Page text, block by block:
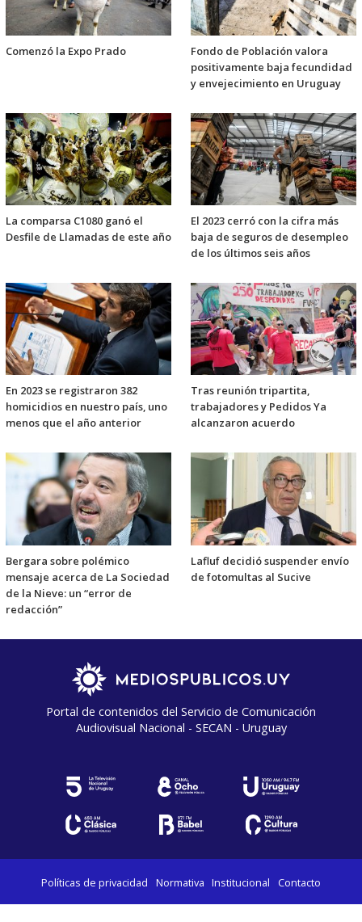
Comenzó la Expo Prado
Fondo de Población valora
positivamente baja fecundidad
y envejecimiento en Uruguay
La comparsa C1080 ganó el
Desfile de Llamadas de este año
El 2023 cerró con la cifra más
baja de seguros de desempleo
de los últimos seis años
En 2023 se registraron 382
homicidios en nuestro país, uno
menos que el año anterior
Tras reunión tripartita,
trabajadores y Pedidos Ya
alcanzaron acuerdo
Bergara sobre polémico
mensaje acerca de La Sociedad
de la Nieve: un “error de
redacción”
Lafluf decidió suspender envío
de fotomultas al Sucive
Portal de contenidos del Servicio de Comunicación
Audiovisual Nacional - SECAN - Uruguay
Políticas de privacidad Normativa Institucional Contacto